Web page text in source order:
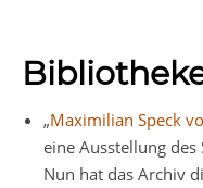
„Maximilian Speck
eine Ausstellung des
Nun hat das Archiv